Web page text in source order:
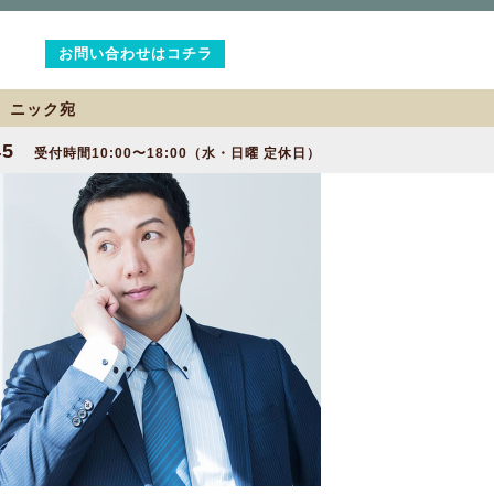
お問い合わせはコチラ
ック宛
受付時間10:00〜18:00（水・日曜 定休日）